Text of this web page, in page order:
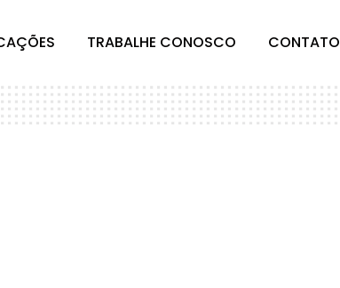
TRABALHE CONOSCO CONTATO